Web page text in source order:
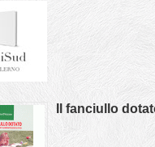
Il fanciullo